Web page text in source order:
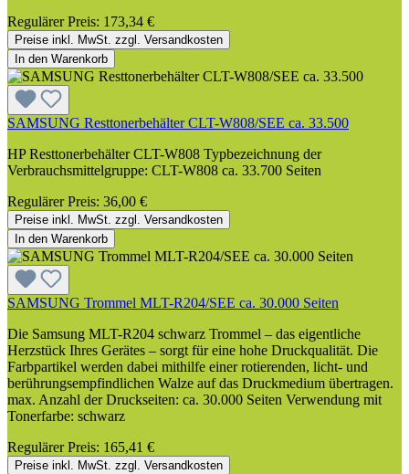
Regulärer Preis: 173,34 €
Preise inkl. MwSt. zzgl. Versandkosten
In den Warenkorb
SAMSUNG Resttonerbehälter CLT-W808/SEE ca. 33.500
HP Resttonerbehälter CLT-W808 Typbezeichnung der
Verbrauchsmittelgruppe: CLT-W808 ca. 33.700 Seiten
Regulärer Preis: 36,00 €
Preise inkl. MwSt. zzgl. Versandkosten
In den Warenkorb
SAMSUNG Trommel MLT-R204/SEE ca. 30.000 Seiten
Die Samsung MLT-R204 schwarz Trommel – das eigentliche
Herzstück Ihres Gerätes – sorgt für eine hohe Druckqualität. Die
Farbpartikel werden dabei mithilfe einer rotierenden, licht- und
berührungsempfindlichen Walze auf das Druckmedium übertragen.
max. Anzahl der Druckseiten: ca. 30.000 Seiten Verwendung mit
Tonerfarbe: schwarz
Regulärer Preis: 165,41 €
Preise inkl. MwSt. zzgl. Versandkosten